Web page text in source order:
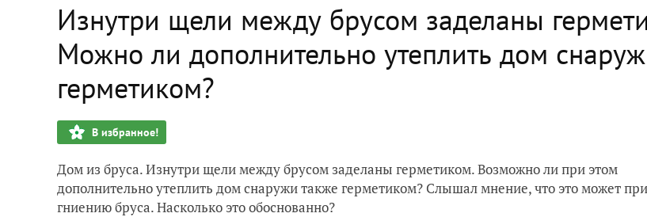
Изнутри щели между брусом заделаны
Можно ли дополнительно утеплить дом
герметиком?
В избранное!
Дом из бруса. Изнутри щели между брусом заделаны герметиком. Возможно ли при этом
дополнительно утеплить дом снаружи также герметиком? Слышал мнение, что это может
гниению бруса. Насколько это обоснованно?